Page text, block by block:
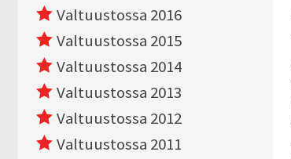
Valtuustossa 2016
Valtuustossa 2015
Valtuustossa 2014
Valtuustossa 2013
Valtuustossa 2012
Valtuustossa 2011